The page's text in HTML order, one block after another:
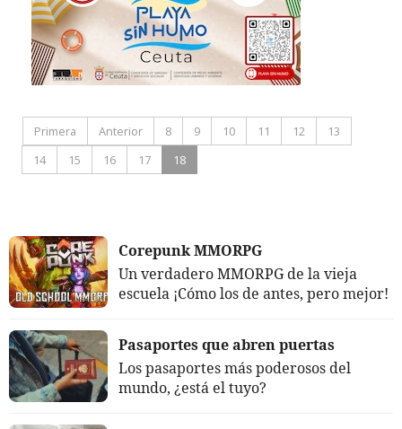
Primera Anterior 8 9 10 11 12
13
14
15 16 17 18
Corepunk MMORPG
Un verdadero MMORPG de la vieja
escuela ¡Cómo los de antes, pero mejor!
Pasaportes que abren puertas
Los pasaportes más poderosos del
mundo, ¿está el tuyo?